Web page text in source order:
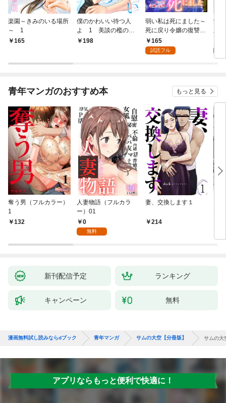
楽園～きみのいる場所
～ 1
165
僕のかわいい待つ人
よ 1 美談の檻のな
か198
弱い私は死にました～
死に戻り令嬢の復讐
～ 1
165
試読フル
愛
版
青年マンガのおすすめ本 もっと見る
奪う男（フルカラー）
1
132
人妻物語（フルカラ
ー）01
0
無料
妻、交換します１
214
な
新刊配信予定 ランキング
キャンペーン 無料
漫画無料試し読みならdブック 青年マンガ サムの大空【分冊版】 サムの
アプリならもっと便利で快適に！